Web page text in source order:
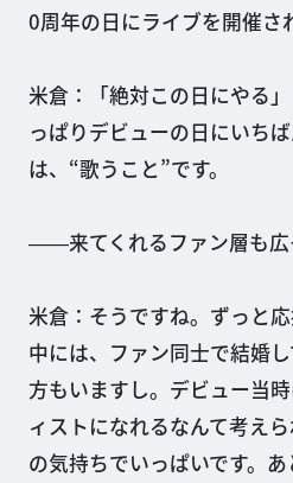
0周年の日にライブを開催さ
米倉：「絶対この日にやる
っぱりデビューの日にいち
は、“歌うこと”です。
――来てくれるファン層も広
米倉：そうですね。ずっと
中には、ファン同士で結婚
方もいますし。デビュー当
ィストになれるなんて考え
の気持ちでいっぱいです。